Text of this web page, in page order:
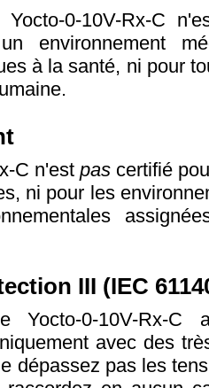
0-10V-Rx-C
environnement
à la santé, ni pour
C n'est pas certifié
ni pour les
III (IEC
Yocto-0-10V-Rx-
avec des
dépassez pas les